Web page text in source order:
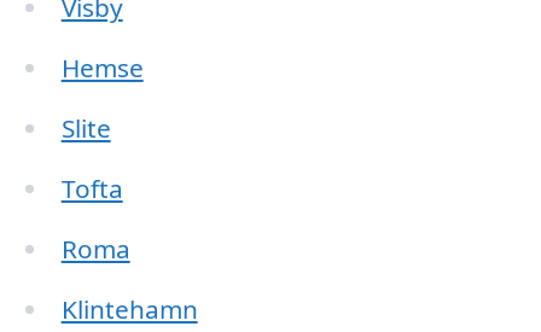
Visby
Hemse
Slite
Tofta
Roma
Klintehamn